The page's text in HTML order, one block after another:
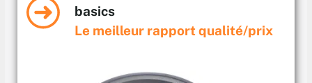
basics
Le meilleur rapport qualité/prix